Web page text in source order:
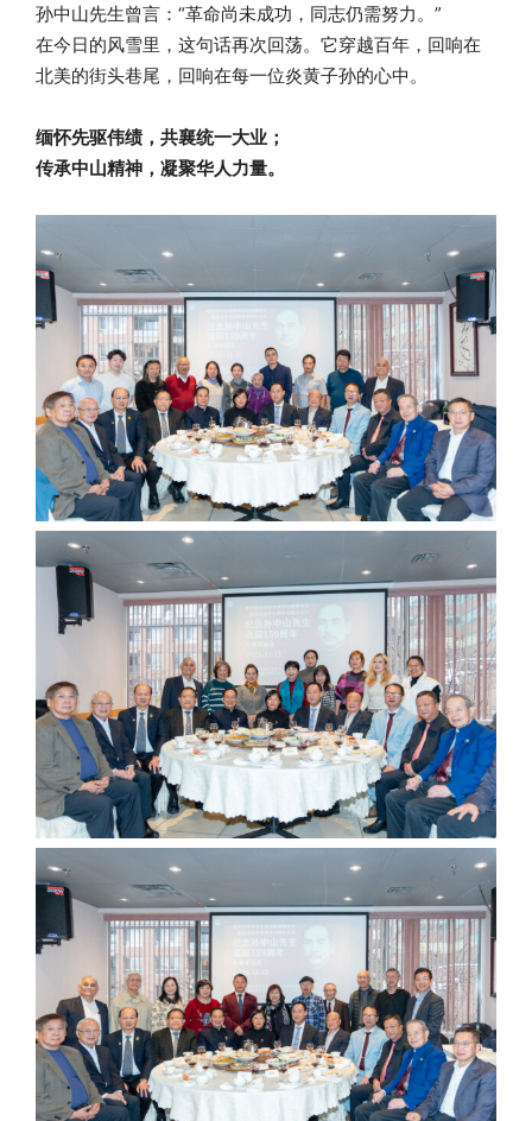
孙中山先生曾言：“革命尚未成功，同志仍需努力。”
在今日的风雪里，这句话再次回荡。它穿越百年，回响在
北美的街头巷尾，回响在每一位炎黄子孙的心中。
缅怀先驱伟绩，共襄统一大业；
传承中山精神，凝聚华人力量。